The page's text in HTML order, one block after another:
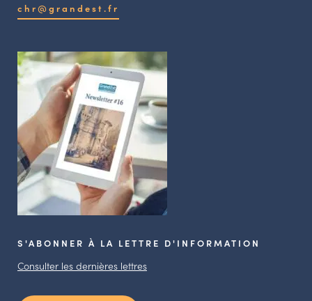
chr@grandest.fr
S'ABONNER À LA LETTRE D'INFORMATION
Consulter les dernières lettres